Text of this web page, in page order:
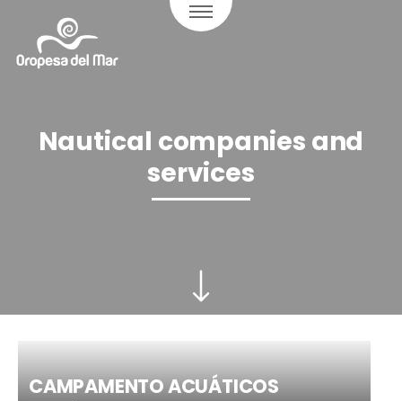
Nautical companies and
services
CAMPAMENTO ACUÁTICOS